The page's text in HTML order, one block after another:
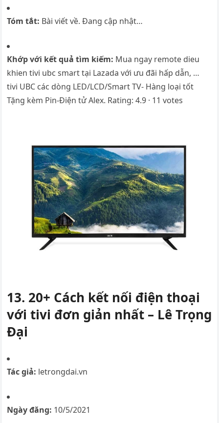
Tóm tắt: Bài viết về. Đang cập nhật…
Khớp với kết quả tìm kiếm: Mua ngay remote dieu
khien tivi ubc smart tại Lazada với ưu đãi hấp dẫn, …
tivi UBC các dòng LED/LCD/Smart TV- Hàng loại tốt
Tặng kèm Pin-Điện tử Alex. Rating: 4.9 · ‎11 votes
13. 20+ Cách kết nối điện thoại
với tivi đơn giản nhất – Lê Trọng
Đại
Tác giả: letrongdai.vn
Ngày đăng: 10/5/2021